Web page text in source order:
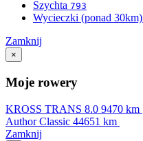
Szychta 793
Wycieczki (ponad 30km)
Zamknij
×
Moje rowery
KROSS TRANS 8.0 9470 km
Author Classic 44651 km
Zamknij